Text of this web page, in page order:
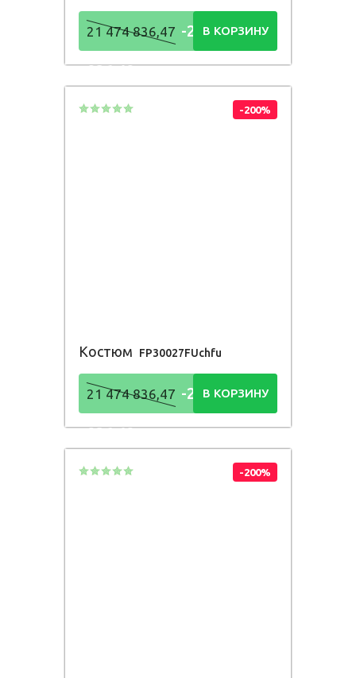
21 474 836,47 -21 474
836,48Р
В КОРЗИНУ
-200%
Костюм FP30027FUchfu
21 474 836,47 -21 474
836,48Р
В КОРЗИНУ
-200%